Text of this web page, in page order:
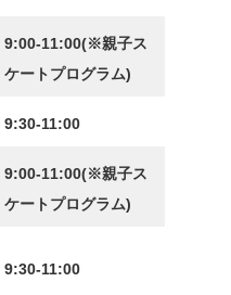
9:00-11:00(※親子ス
ケートプログラム)
9:30-11:00
9:00-11:00(※親子ス
ケートプログラム)
9:30-11:00